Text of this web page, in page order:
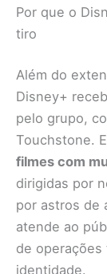
Por que o
tiro
Além do
Disney+
pelo grupo,
Touchstone.
filmes com
dirigidas por
por astros de
atende ao
de
identidade.